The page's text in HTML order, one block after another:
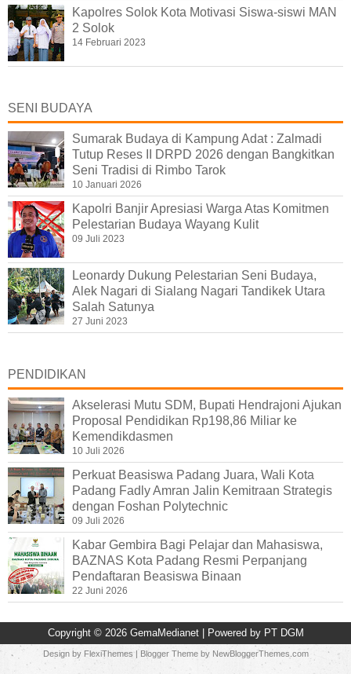
Kapolres Solok Kota Motivasi Siswa-siswi MAN
2 Solok
14 Februari 2023
SENI BUDAYA
Sumarak Budaya di Kampung Adat : Zalmadi
Tutup Reses II DRPD 2026 dengan Bangkitkan
Seni Tradisi di Rimbo Tarok
10 Januari 2026
Kapolri Banjir Apresiasi Warga Atas Komitmen
Pelestarian Budaya Wayang Kulit
09 Juli 2023
Leonardy Dukung Pelestarian Seni Budaya,
Alek Nagari di Sialang Nagari Tandikek Utara
Salah Satunya
27 Juni 2023
PENDIDIKAN
Akselerasi Mutu SDM, Bupati Hendrajoni Ajukan
Proposal Pendidikan Rp198,86 Miliar ke
Kemendikdasmen
10 Juli 2026
Perkuat Beasiswa Padang Juara, Wali Kota
Padang Fadly Amran Jalin Kemitraan Strategis
dengan Foshan Polytechnic
09 Juli 2026
Kabar Gembira Bagi Pelajar dan Mahasiswa,
BAZNAS Kota Padang Resmi Perpanjang
Pendaftaran Beasiswa Binaan
22 Juni 2026
Copyright © 2026 GemaMedianet | Powered by PT DGM
Design by FlexiThemes | Blogger Theme by NewBloggerThemes.com